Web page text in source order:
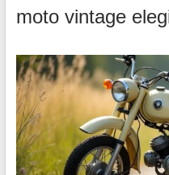
moto vintage